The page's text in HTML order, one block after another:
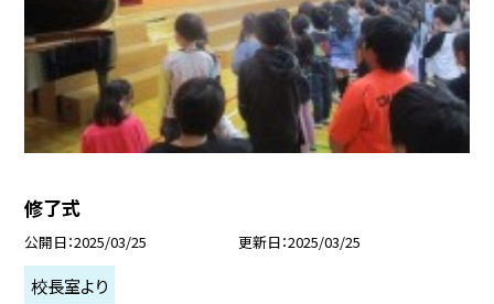
修了式
公開日 2025/03/25 更新日 2025/03/25
校長室より